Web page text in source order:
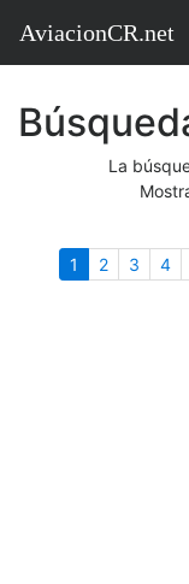
AviacionCR.net
La
1 (actual)
2 3 4